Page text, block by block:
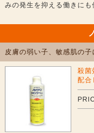
みの発生を抑える働きにも
皮膚の弱い子、敏感肌の子
殺菌
配合